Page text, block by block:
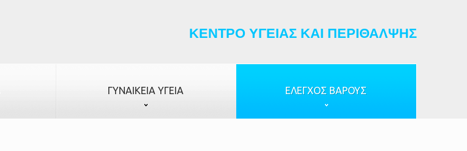
ΚΈΝΤΡΟ ΥΓΕΊΑΣ ΚΑΙ ΠΕΡΊΘΑΛΨΗΣ
ΓΥΝΑΙΚΕΊΑ ΥΓΕΊΑ ΈΛΕΓΧΟΣ ΒΆΡΟΥΣ